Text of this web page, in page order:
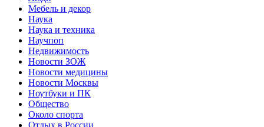
Мебель и декор
Наука
Наука и техника
Научпоп
Недвижимость
Новости ЗОЖ
Новости медицины
Новости Москвы
Ноутбуки и ПК
Общество
Около спорта
Отдых в России